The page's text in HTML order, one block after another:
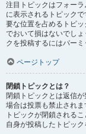
注目トピックはフォー
に表示されるトピック
要な位置を占めるトピ
でおいて損はないでし
クを投稿するにはパーミ
ページトップ
閉鎖トピックとは？
閉鎖トピックとは返信
場合は投票も禁止され
トピックが閉鎖される
自身が投稿したトピッ